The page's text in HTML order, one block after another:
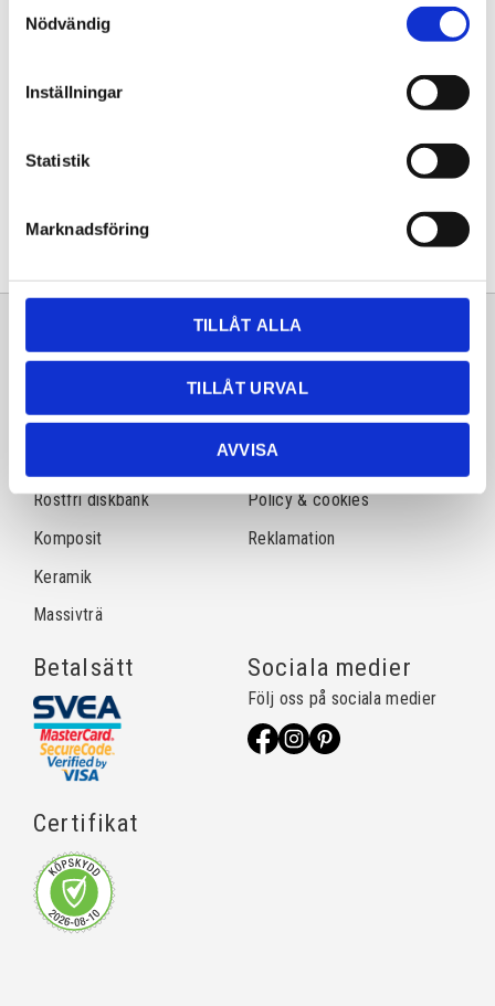
Nödvändig
Inställningar
Statistik
Marknadsföring
TILLÅT ALLA
TILLÅT URVAL
AVVISA
601557
Kompaktlaminat
Rostfri diskbänk
Komposit
Keramik
Massivträ
Kundtjänst
Frågor & svar
Köpvillkor
Policy & cookies
Reklamation
Betalsätt
Certifikat
Sociala medier
Följ oss på sociala medier